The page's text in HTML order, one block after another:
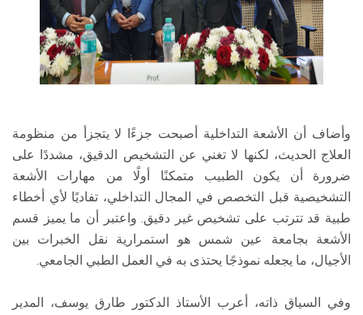
وأضاف أن الأشعة التداخلية أصبحت جزءًا لا يتجزأ من منظومة
العلاج الحديث، لكنها لا تغني عن التشخيص الدقيق، مشددًا على
ضرورة أن يكون الطبيب متمكنًا أولًا من مهارات الأشعة
التشخيصية قبل التخصص في المجال التداخلي، تفاديًا لأي أخطاء
طبية قد تترتب على تشخيص غير دقيق. واعتبر أن ما يميز قسم
الأشعة بجامعة عين شمس هو استمرارية نقل الخبرات بين
الأجيال، ما يجعله نموذجًا يحتذى به في العمل الطبي الجامعي.
وفي السياق ذاته، أعرب الأستاذ الدكتور طارق يوسف، المدير